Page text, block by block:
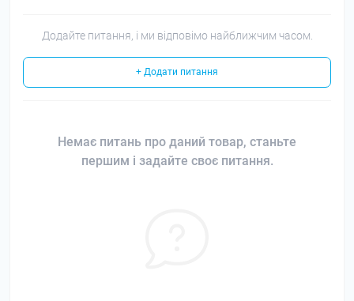
Додайте питання, і ми відповімо найближчим часом.
+ Додати питання
Немає питань про даний товар, станьте
першим і задайте своє питання.